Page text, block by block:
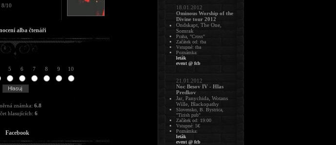
8/10
alba čtenáři
5 6 7 8 9 10
známka: 6.8
hlasujících: 6
Facebook
18.01.2012
Ominous Worship of the
Divine tour 2012
Ondskapt, The One,
Somrak
Praha, "Cross"
Začátek od: tba
Vstupné: tba
Poznámka:
leták
event @ fcb
21.01.2012
Noc Besov IV - Hlas
Predkov
Jar, Panychida, Wotans
Wille, Blackopathy
Slovensko, B. Bystrica,
"Tirish pub"
Začátek od: 19:00
Vstupné: 5€
Poznámka:
leták
event @ fcb